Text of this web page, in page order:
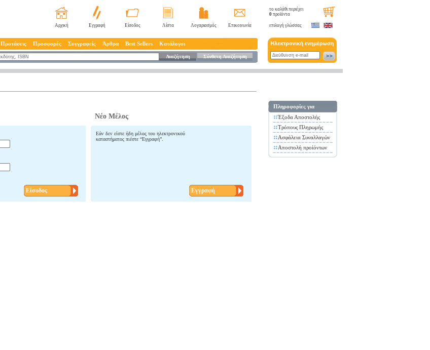
Αρχική Εγγραφή Είσοδος Λίστα Λογαριασμός Επικοινωνία
Προτάσεις Προσφορές Συγγραφείς Άρθρα Best Sellers Κατάλογοι
Αναζήτηση Σύνθετη Αναζήτηση
το καλάθι περιέχει
0 προϊόντα
επιλογή γλώσσας
Νέο Μέλος
Είσοδος
Εάν δεν είστε ήδη μέλος του ηλεκτρονικού
καταστήματος πιέστε “Εγγραφή”.
Εγγραφή
Πληροφορίες για
Έξοδα Αποστολής
Τρόπους Πληρωμής
Ασφάλεια Συναλλαγών
Αποστολή προίόντων